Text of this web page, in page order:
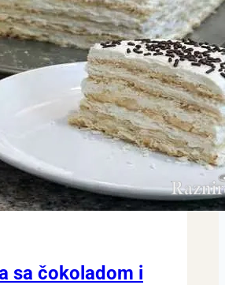
sa čokoladom i